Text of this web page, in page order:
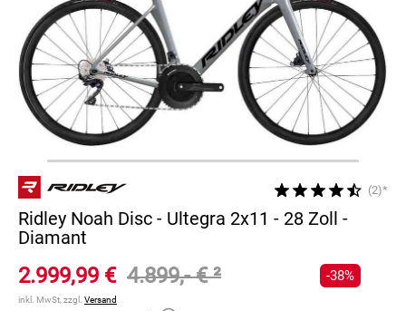
(2)*
Ridley Noah Disc - Ultegra 2x11 - 28 Zoll -
Diamant
2.999,99 € 4.899,- €²
inkl. MwSt, zzgl. Versand
-38%